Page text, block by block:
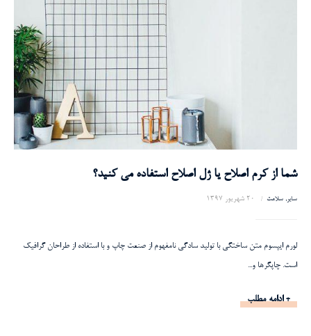
سایر سلامت 20 شهریور 1397
شما از کرم اصلاح یا ژل اصلاح استفاده می کنید؟
لورم ایپسوم متن ساختگی با تولید سادگی نامفهوم از صنعت چاپ و با استفاده از طراحان گرافیک
است. چاپگرها و...
+ ادامه مطلب